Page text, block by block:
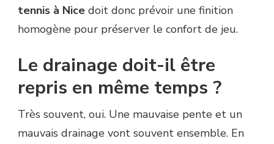
tennis à Nice doit donc prévoir une finition
homogène pour préserver le confort de jeu.
Le drainage doit-il être
repris en même temps ?
Très souvent, oui. Une mauvaise pente et un
mauvais drainage vont souvent ensemble. En